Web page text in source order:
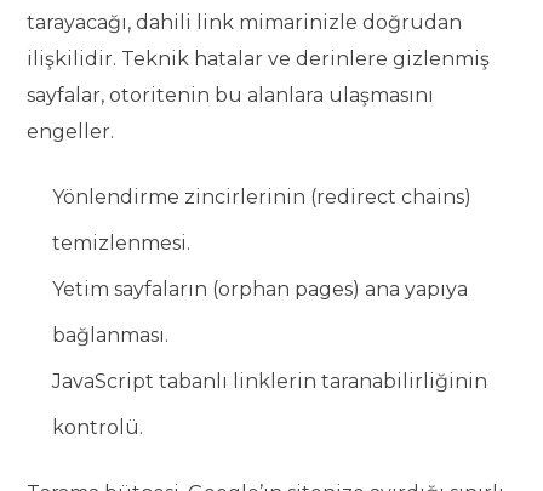
tarayacağı, dahili link mimarinizle doğrudan
ilişkilidir. Teknik hatalar ve derinlere gizlenmiş
sayfalar, otoritenin bu alanlara ulaşmasını
engeller.
Yönlendirme zincirlerinin (redirect chains)
temizlenmesi.
Yetim sayfaların (orphan pages) ana yapıya
bağlanması.
JavaScript tabanlı linklerin taranabilirliğinin
kontrolü.